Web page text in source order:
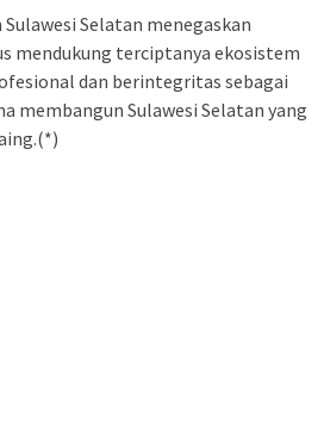
Sulawesi Selatan menegaskan
mendukung terciptanya ekosistem
dan berintegritas sebagai
membangun Sulawesi Selatan yang